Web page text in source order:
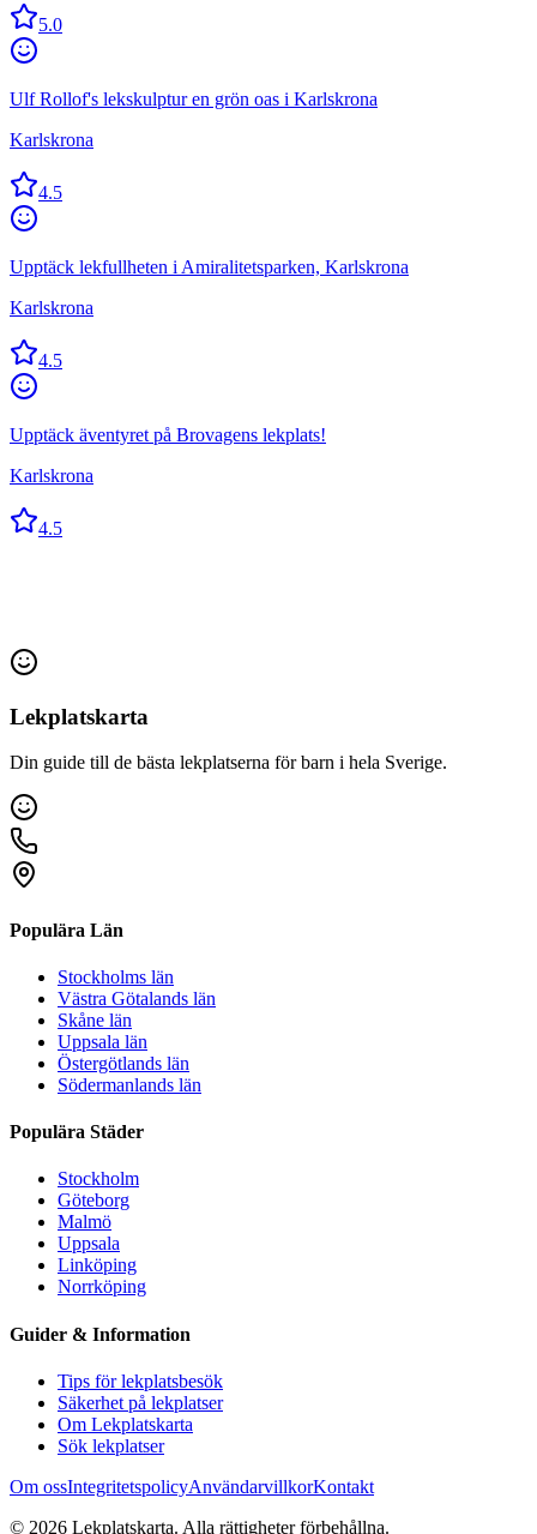
5.0
Ulf Rollof's lekskulptur en grön oas i Karlskrona
Karlskrona
4.5
Upptäck lekfullheten i Amiralitetsparken, Karlskrona
Karlskrona
4.5
Upptäck äventyret på Brovagens lekplats!
Karlskrona
4.5
Lekplatskarta
Din guide till de bästa lekplatserna för barn i hela Sverige.
Populära Län
Stockholms län
Västra Götalands län
Skåne län
Uppsala län
Östergötlands län
Södermanlands län
Populära Städer
Stockholm
Göteborg
Malmö
Uppsala
Linköping
Norrköping
Guider & Information
Tips för lekplatsbesök
Säkerhet på lekplatser
Om Lekplatskarta
Sök lekplatser
Om ossIntegritetspolicyAnvändarvillkorKontakt
© 2026 Lekplatskarta. Alla rättigheter förbehållna.